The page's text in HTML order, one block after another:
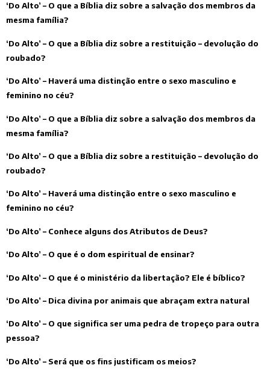
‘Do Alto’ – O que a Bíblia diz sobre a salvação dos membros da
mesma família?
‘Do Alto’ – O que a Bíblia diz sobre a restituição – devolução do
roubado?
‘Do Alto’ – Haverá uma distinção entre o sexo masculino e
feminino no céu?
‘Do Alto’ – O que a Bíblia diz sobre a salvação dos membros da
mesma família?
‘Do Alto’ – O que a Bíblia diz sobre a restituição – devolução do
roubado?
‘Do Alto’ – Haverá uma distinção entre o sexo masculino e
feminino no céu?
‘Do Alto’ – Conhece alguns dos Atributos de Deus?
‘Do Alto’ – O que é o dom espiritual de ensinar?
‘Do Alto’ – O que é o ministério da libertação? Ele é bíblico?
‘Do Alto’ – Dica divina por animais que abraçam extra natural
‘Do Alto’ – O que significa ser uma pedra de tropeço para outra
pessoa?
‘Do Alto’ – Será que os fins justificam os meios?